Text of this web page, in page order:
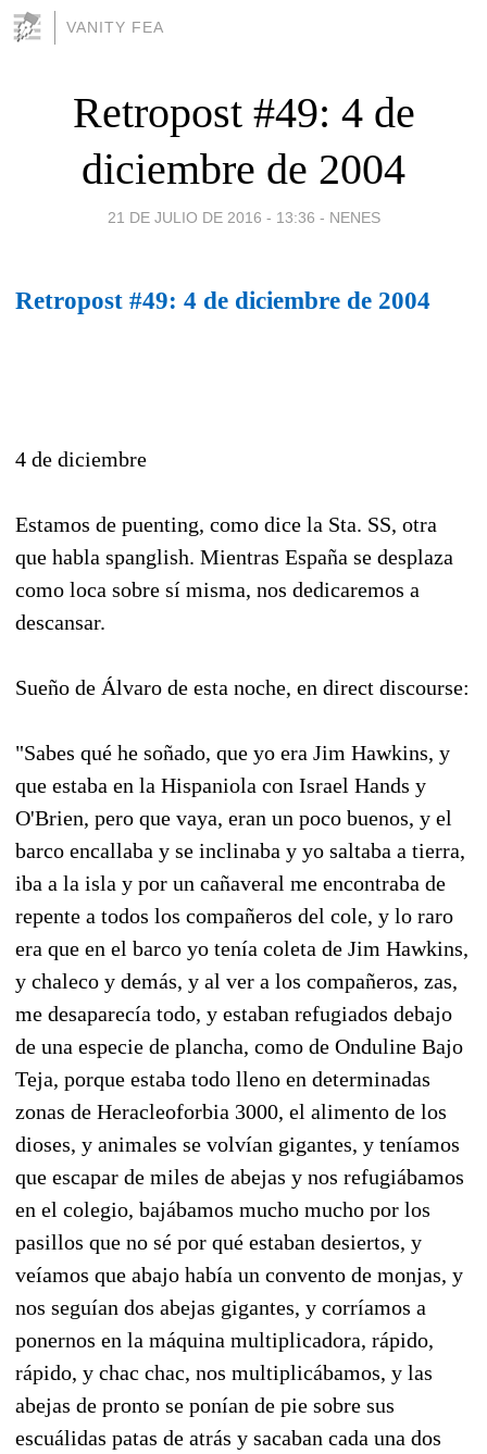
VANITY FEA
Retropost #49: 4 de
diciembre de 2004
21 DE JULIO DE 2016 - 13:36 - NENES
Retropost #49: 4 de diciembre de 2004
4 de diciembre
Estamos de puenting, como dice la Sta. SS, otra
que habla spanglish. Mientras España se desplaza
como loca sobre sí misma, nos dedicaremos a
descansar.
Sueño de Álvaro de esta noche, en direct discourse:
"Sabes qué he soñado, que yo era Jim Hawkins, y
que estaba en la Hispaniola con Israel Hands y
O'Brien, pero que vaya, eran un poco buenos, y el
barco encallaba y se inclinaba y yo saltaba a tierra,
iba a la isla y por un cañaveral me encontraba de
repente a todos los compañeros del cole, y lo raro
era que en el barco yo tenía coleta de Jim Hawkins,
y chaleco y demás, y al ver a los compañeros, zas,
me desaparecía todo, y estaban refugiados debajo
de una especie de plancha, como de Onduline Bajo
Teja, porque estaba todo lleno en determinadas
zonas de Heracleoforbia 3000, el alimento de los
dioses, y animales se volvían gigantes, y teníamos
que escapar de miles de abejas y nos refugiábamos
en el colegio, bajábamos mucho mucho por los
pasillos que no sé por qué estaban desiertos, y
veíamos que abajo había un convento de monjas, y
nos seguían dos abejas gigantes, y corríamos a
ponernos en la máquina multiplicadora, rápido,
rápido, y chac chac, nos multiplicábamos, y las
abejas de pronto se ponían de pie sobre sus
escuálidas patas de atrás y sacaban cada una dos